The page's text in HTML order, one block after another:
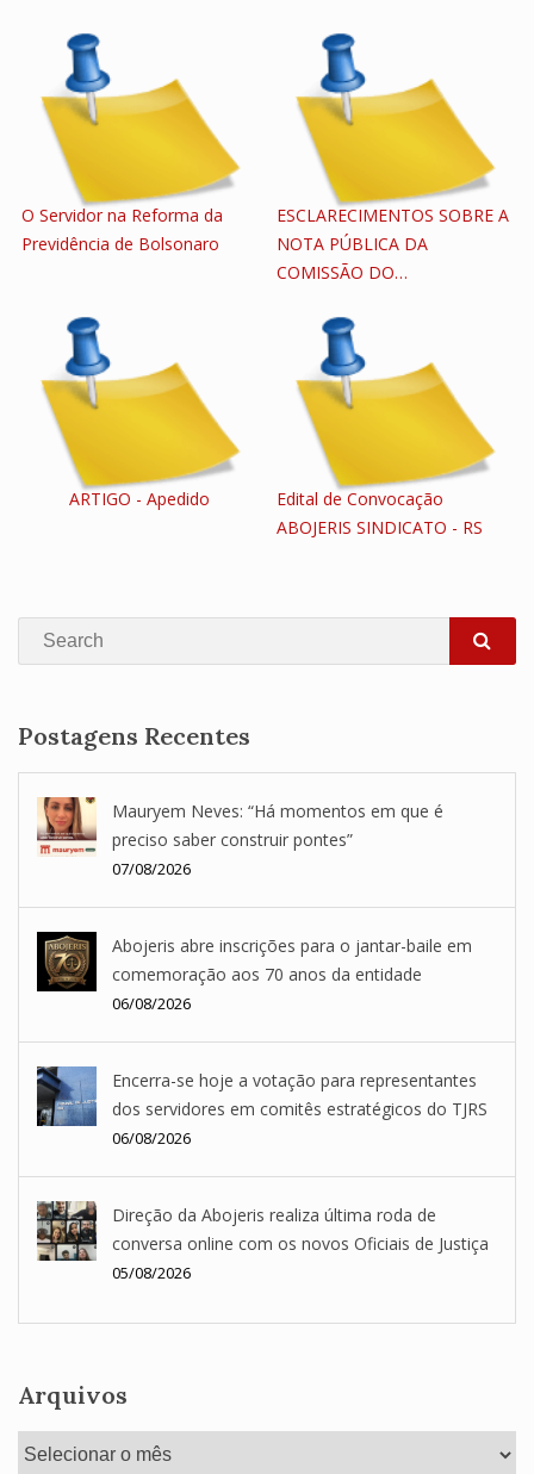
O Servidor na Reforma da
Previdência de Bolsonaro
ESCLARECIMENTOS SOBRE A
NOTA PÚBLICA DA
COMISSÃO DO…
ARTIGO - Apedido
Edital de Convocação
ABOJERIS SINDICATO - RS
Search
Postagens Recentes
Mauryem Neves: “Há momentos em que é
preciso saber construir pontes”
07/08/2026
Abojeris abre inscrições para o jantar-baile em
comemoração aos 70 anos da entidade
06/08/2026
Encerra-se hoje a votação para representantes
dos servidores em comitês estratégicos do TJRS
06/08/2026
Direção da Abojeris realiza última roda de
conversa online com os novos Oficiais de Justiça
05/08/2026
Arquivos
Arquivos